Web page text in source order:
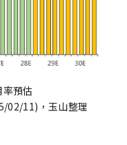
預估
02/11)，玉山整理